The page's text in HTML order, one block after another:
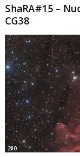
ShaRA#15 –
CG38
280